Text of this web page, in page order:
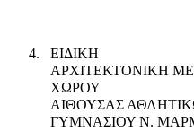
4.
ΕΙΔΙΚΗ
ΑΡΧΙΤΕΚΤΟΝΙΚΗ
ΧΩΡΟΥ
ΑΙΘΟΥΣΑΣ
ΓΥΜΝΑΣΙΟΥ Ν.